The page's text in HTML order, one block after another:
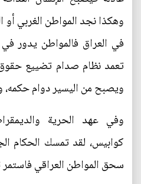
وهكذا نجد المواطن الغربي أو
في العراق فالمواطن يدور
تعمد نظام صدام تضييع حقوق
ويصبح من اليسير دوام
وفي عهد الحرية
كوابيس، لقد تمسك الحكام
سحق المواطن العراقي